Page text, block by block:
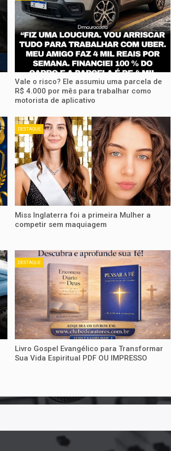
Vale o risco? Ele assumiu uma parcela de
R$ 4.000 por mês para trabalhar como
motorista de aplicativo
DESTAQUE
Miss Inglaterra foi a primeira Mulher a
competir sem maquiagem
DESTAQUE
Livro Gospel Evangélico para Transformar
Sua Vida Espiritual PDF OU IMPRESSO